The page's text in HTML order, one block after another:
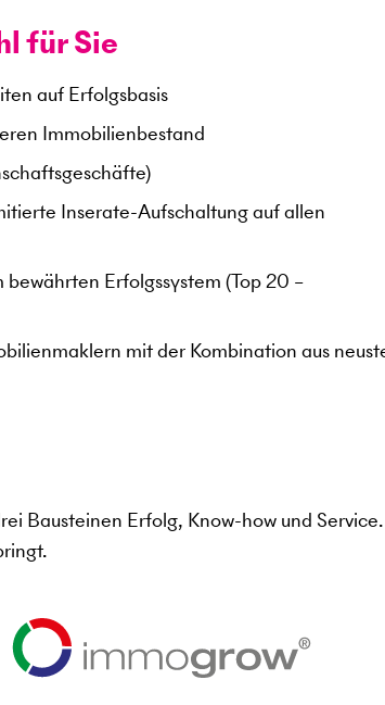
für Sie
auf Erfolgsbasis
Immobilienbestand
Inserate-Aufschaltung auf allen
Erfolgssystem (Top 20 –
mit der Kombination aus
Bausteinen Erfolg, Know-how und Service.